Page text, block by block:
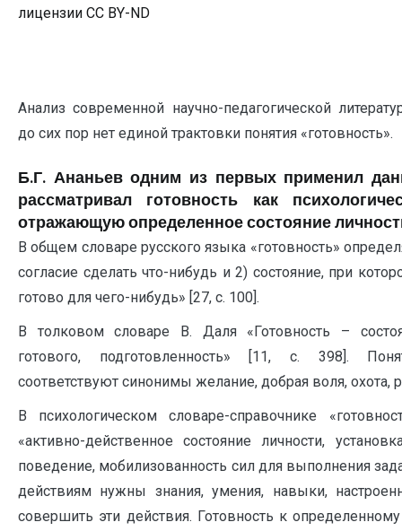
лицензии CC BY-ND
Анализ современной научно-педагогической
до сих пор нет единой трактовки понятия «готовность».
Б.Г. Ананьев одним из первых применил
рассматривал готовность как
отражающую определенное состояние
В общем словаре русского языка «готовность»
согласие сделать что-нибудь и 2) состояние, при
готово для чего-нибудь» [27, с. 100].
В толковом словаре В. Даля «Готовность –
готового, подготовленность» [11, с. 398].
соответствуют синонимы желание, добрая воля, охота,
В психологическом словаре-справочнике
«активно-действенное состояние личности,
поведение, мобилизованность сил для выполнения
действиям нужны знания, умения, навыки,
совершить эти действия. Готовность к